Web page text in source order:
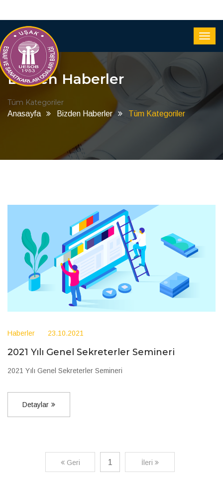
Bizden Haberler
Tüm Kategoriler
Anasayfa Bizden Haberler Tüm Kategoriler
Haberler 23.10.2021
2021 Yılı Genel Sekreterler Semineri
2021 Yılı Genel Sekreterler Semineri
Detaylar
Geri 1 İleri